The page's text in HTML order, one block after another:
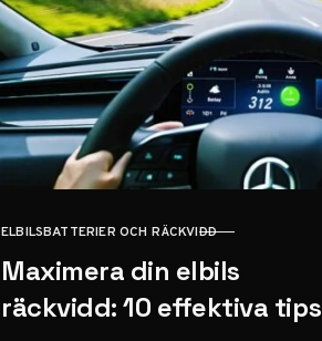
KATEGORI
ELBILSBATTERIER OCH RÄCKVIDD
Maximera din elbils
räckvidd: 10 effektiva tips